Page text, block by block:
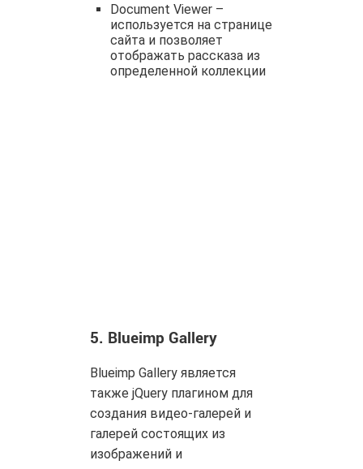
Document Viewer –
используется на странице
сайта и позволяет
отображать рассказа из
определенной коллекции
5. Blueimp Gallery
Blueimp Gallery является
также jQuery плагином для
создания видео-галерей и
галерей состоящих из
изображений и